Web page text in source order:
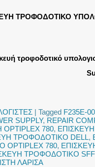
ΤΡΟΦΟΔΟΤΙΚΟ
τροφοδοτικό
| Tagged F235E-00
SUPPLY, REPAIR
780, ΕΠΙΣΚΕΥΗ
ΤΡΟΦΟΔΟΤΙΚΟ DELL,
780,
ΤΡΟΦΟΔΟΤΙΚΟ SFF
ΛΑΡΙΣΑ